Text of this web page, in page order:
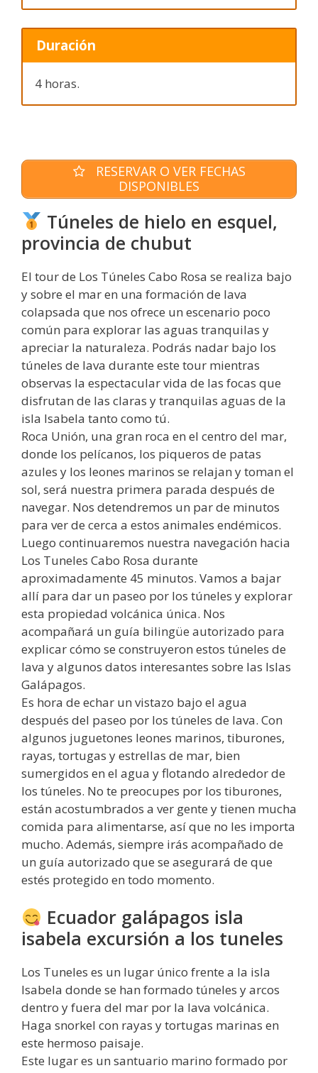
Duración
4 horas.
RESERVAR O VER FECHAS
DISPONIBLES
Túneles de hielo en esquel,
provincia de chubut
El tour de Los Túneles Cabo Rosa se realiza bajo
y sobre el mar en una formación de lava
colapsada que nos ofrece un escenario poco
común para explorar las aguas tranquilas y
apreciar la naturaleza. Podrás nadar bajo los
túneles de lava durante este tour mientras
observas la espectacular vida de las focas que
disfrutan de las claras y tranquilas aguas de la
isla Isabela tanto como tú.
Roca Unión, una gran roca en el centro del mar,
donde los pelícanos, los piqueros de patas
azules y los leones marinos se relajan y toman el
sol, será nuestra primera parada después de
navegar. Nos detendremos un par de minutos
para ver de cerca a estos animales endémicos.
Luego continuaremos nuestra navegación hacia
Los Tuneles Cabo Rosa durante
aproximadamente 45 minutos. Vamos a bajar
allí para dar un paseo por los túneles y explorar
esta propiedad volcánica única. Nos
acompañará un guía bilingüe autorizado para
explicar cómo se construyeron estos túneles de
lava y algunos datos interesantes sobre las Islas
Galápagos.
Es hora de echar un vistazo bajo el agua
después del paseo por los túneles de lava. Con
algunos juguetones leones marinos, tiburones,
rayas, tortugas y estrellas de mar, bien
sumergidos en el agua y flotando alrededor de
los túneles. No te preocupes por los tiburones,
están acostumbrados a ver gente y tienen mucha
comida para alimentarse, así que no les importa
mucho. Además, siempre irás acompañado de
un guía autorizado que se asegurará de que
estés protegido en todo momento.
Ecuador galápagos isla
isabela excursión a los tuneles
Los Tuneles es un lugar único frente a la isla
Isabela donde se han formado túneles y arcos
dentro y fuera del mar por la lava volcánica.
Haga snorkel con rayas y tortugas marinas en
este hermoso paisaje.
Este lugar es un santuario marino formado por